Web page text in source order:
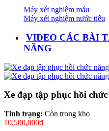
Máy xét nghiệm máu
Máy xét nghiệm nước tiểu
VIDEO CÁC BÀI
NĂNG
Xe đạp tập phục hồi
Tình trạng: Còn trong kho
10,500,000đ